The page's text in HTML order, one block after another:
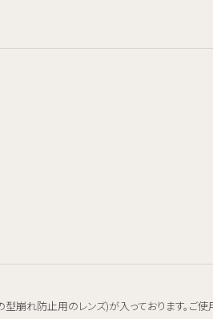
型崩れ防止用のレンズ)が入っております。ご